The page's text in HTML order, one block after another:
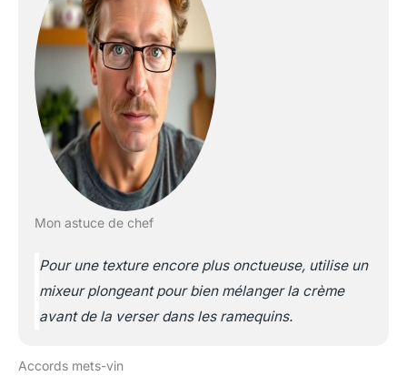
Mon astuce de chef
Pour une texture encore plus onctueuse, utilise un
mixeur plongeant pour bien mélanger la crème
avant de la verser dans les ramequins.
Accords mets-vin